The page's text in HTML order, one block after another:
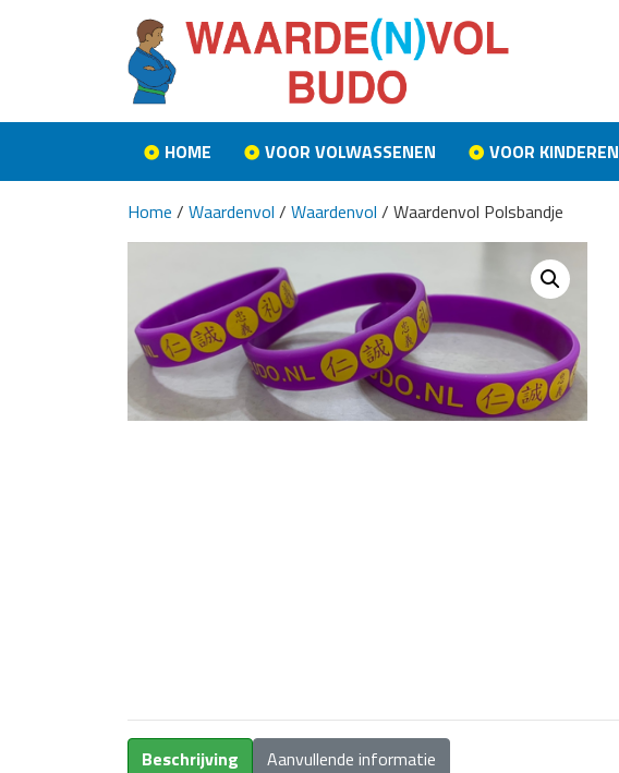
HOME VOOR VOLWASSENEN VOOR KINDEREN
Home / Waardenvol / Waardenvol / Waardenvol Polsbandje
Beschrijving Aanvullende informatie